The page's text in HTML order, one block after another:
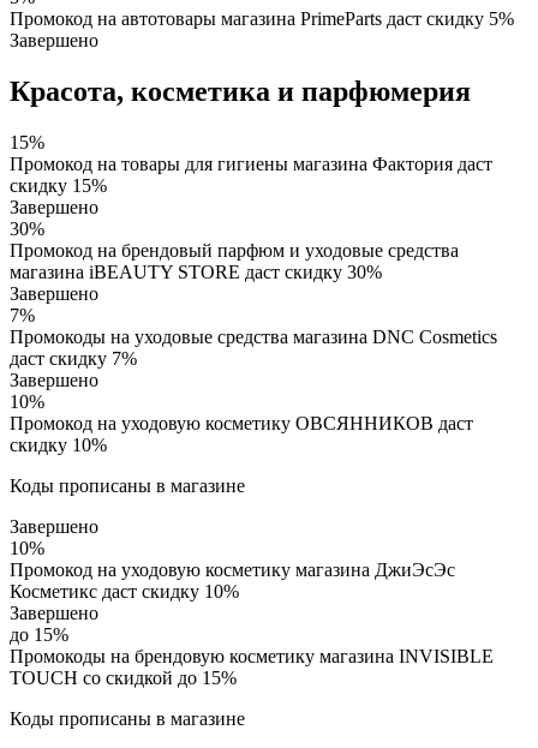
Промокод на автотовары магазина PrimeParts даст скидку 5%
Завершено
Красота, косметика и парфюмерия
15%
Промокод на товары для гигиены магазина Фактория даст
скидку 15%
Завершено
30%
Промокод на брендовый парфюм и уходовые средства
магазина iBEAUTY STORE даст скидку 30%
Завершено
7%
Промокоды на уходовые средства магазина DNC Cosmetics
даст скидку 7%
Завершено
10%
Промокод на уходовую косметику ОВСЯННИКОВ даст
скидку 10%
Коды прописаны в магазине
Завершено
10%
Промокод на уходовую косметику магазина ДжиЭсЭс
Косметикс даст скидку 10%
Завершено
до 15%
Промокоды на брендовую косметику магазина INVISIBLE
TOUCH со скидкой до 15%
Коды прописаны в магазине